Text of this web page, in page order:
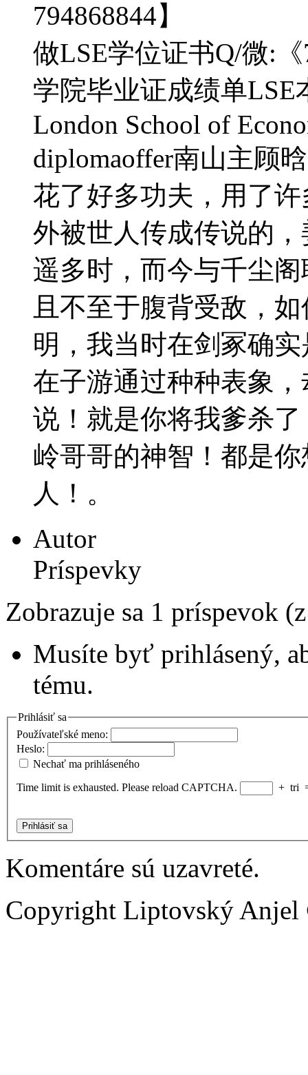
794868844】
做LSE学位证书Q/微:
学院毕业证成绩单
London School of
diplomaoffer南山主顾
花了好多功夫，用了
外被世人传成传说的
遥多时，而今与千尘
且不至于腹背受敌，
明，我当时在剑冢确
在子游通过种种表象
说！就是你将我爹杀
岭哥哥的神智！都是
人！。
Autor
Príspevky
Zobrazuje sa 1 príspevok
Musíte byť prihlásený,
tému.
Prihlásiť sa
Používateľské meno:
Heslo:
Nechať ma prihláseného
Time limit is exhausted. Please reload CAPTCHA.
+ tri
Prihlásiť sa
Komentáre sú uzavreté.
Copyright Liptovský Anjel